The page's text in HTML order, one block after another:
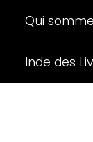
Qui
Inde des